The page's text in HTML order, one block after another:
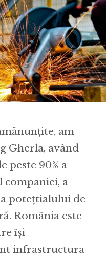
am
Gherla, având
peste 90% a
a
potețtialului de
România este
își
infrastructura